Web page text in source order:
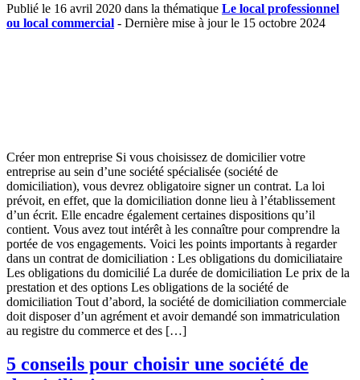
Publié le 16 avril 2020 dans la thématique Le local professionnel
ou local commercial - Dernière mise à jour le 15 octobre 2024
Créer mon entreprise Si vous choisissez de domicilier votre
entreprise au sein d’une société spécialisée (société de
domiciliation), vous devrez obligatoire signer un contrat. La loi
prévoit, en effet, que la domiciliation donne lieu à l’établissement
d’un écrit. Elle encadre également certaines dispositions qu’il
contient. Vous avez tout intérêt à les connaître pour comprendre la
portée de vos engagements. Voici les points importants à regarder
dans un contrat de domiciliation : Les obligations du domiciliataire
Les obligations du domicilié La durée de domiciliation Le prix de la
prestation et des options Les obligations de la société de
domiciliation Tout d’abord, la société de domiciliation commerciale
doit disposer d’un agrément et avoir demandé son immatriculation
au registre du commerce et des […]
5 conseils pour choisir une société de